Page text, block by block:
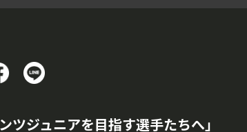
ツジュニアを目指す選手たちへ｣